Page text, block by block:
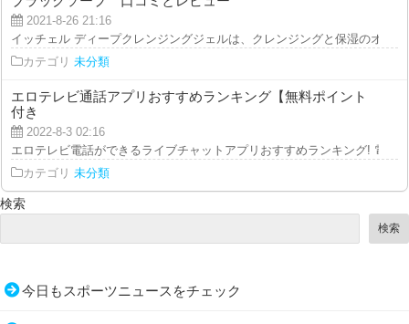
2021-8-26 21:16
イッチェル ディープクレンジングジェルは、クレンジングと保湿のオー
カテゴリ 未分類
エロテレビ通話アプリおすすめランキング【無料ポイント
付き
2022-8-3 02:16
エロテレビ電話ができるライブチャットアプリおすすめランキング! 電話
カテゴリ 未分類
検索
検索
今日もスポーツニュースをチェック